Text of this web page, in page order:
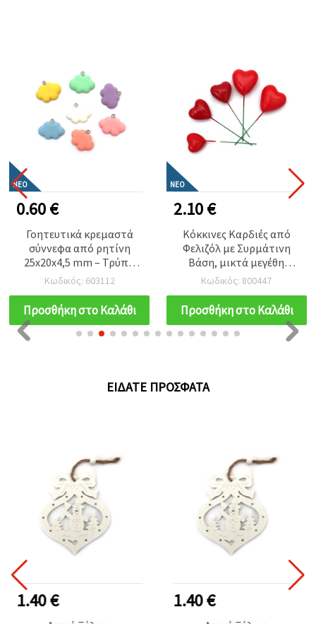
ΝΈΟ
0.60 €
Γοητευτικά κρεμαστά
σύννεφα από ρητίνη
25x20x4,5 mm – Τρύπα
1,5 mm, MIX χρωμάτων,
Σετ 5 τεμαχίων για
χαριτωμένα κοσμήματα,
διασκεδαστικά αξεσουάρ
& δημιουργικές DIY
Κωδικός: 603112
Προσθήκη στο Καλάθι
ΝΈΟ
2.10 €
Κόκκινες Καρδιές από
Φελιζόλ με Συρμάτινη
Βάση, μικτά μεγέθη
19/26/30/35 mm – Σετ 20
τεμ. – Ιδανικές για
ανθοσυνθέσεις,
διακόσμηση δώρων & DIY
χειροτεχνίες
Κωδικός: 800447
Προσθήκη στο Καλάθι
ΕΊΔΑΤΕ ΠΡΌΣΦΑΤΑ
1.40 € 1.40 €